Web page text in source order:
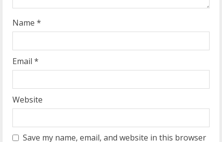
g
Name *
Email *
Website
Save my name, email, and website in this browser